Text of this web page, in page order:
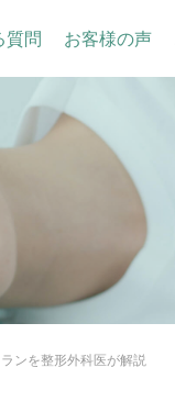
質問 お客様の声
ンを整形外科医が解説